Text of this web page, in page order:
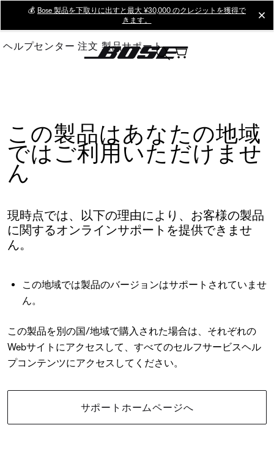
Main
💰 Bose 製品を下取りに出すと最大 ¥30,000 のクレジットを獲得で
きます。
ヘルプセンター 注文 製品サポート
この製品はあなたの地域
ではご利用いただけませ
ん
現時点では、以下の理由により、お客様の製品
に関するオンラインサポートを提供できませ
ん。
この地域では製品のバージョンはサポートされていませ
ん。
この製品を別の国/地域で購入された場合は、それぞれの
Webサイトにアクセスして、すべてのセルフサービスヘル
プコンテンツにアクセスしてください。
サポートホームページへ